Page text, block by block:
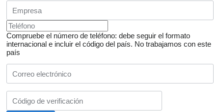
Compruebe el número de teléfono: debe seguir el formato
internacional e incluir el código del país. No trabajamos con este
país